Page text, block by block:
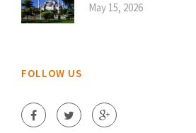
May 15, 2026
FOLLOW US